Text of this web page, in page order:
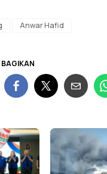
Anwar Hafid
BAGIKAN